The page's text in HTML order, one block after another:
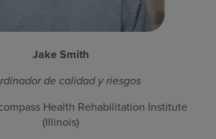
Jake Smith
de calidad y riesgos
Health Rehabilitation Institute
(Illinois)